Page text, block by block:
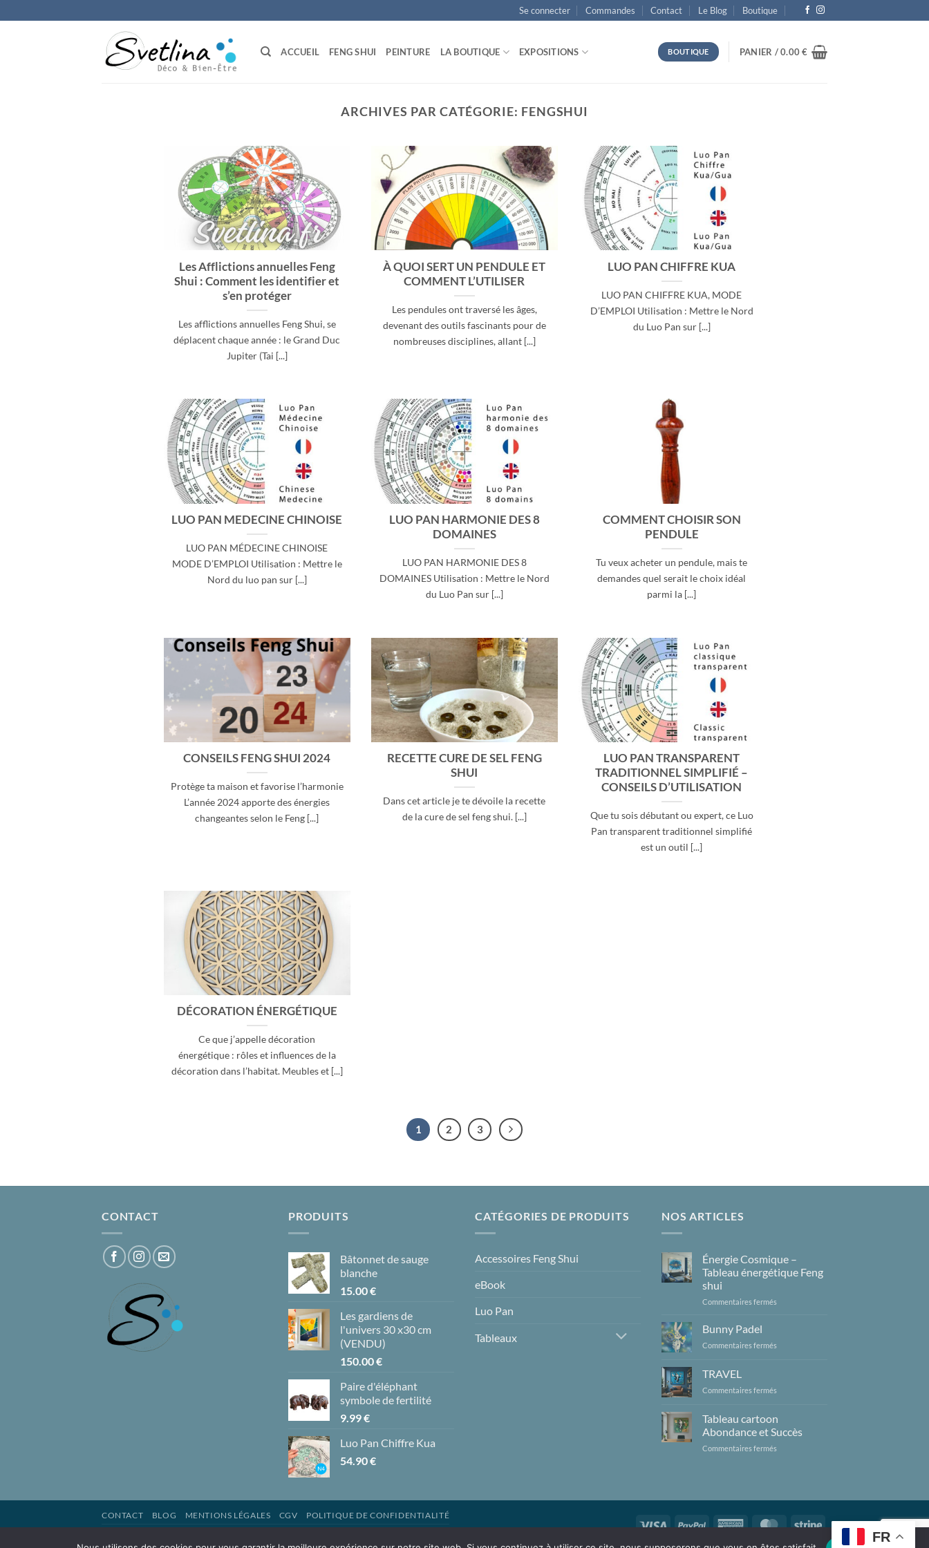
au
Se connecter Commandes Contact Le Blog Boutique
ACCUEIL FENG SHUI PEINTURE LA BOUTIQUE EXPOSITIONS BOUTIQUE PANIER /0.00€
ARCHIVES PAR CATÉGORIE: FENGSHUI
Les Afflictions annuelles Feng
Shui : Comment les identifier et
s’en protéger
Les afflictions annuelles Feng Shui, se
déplacent chaque année : le Grand Duc
Jupiter (Tai [...]
À QUOI SERT UN PENDULE ET
COMMENT L’UTILISER
Les pendules ont traversé les âges,
devenant des outils fascinants pour de
nombreuses disciplines, allant [...]
LUO PAN CHIFFRE KUA
LUO PAN CHIFFRE KUA, MODE
D’EMPLOI Utilisation : Mettre le Nord
du Luo Pan sur [...]
LUO PAN MEDECINE CHINOISE
LUO PAN MÉDECINE CHINOISE
MODE D’EMPLOI Utilisation : Mettre le
Nord du luo pan sur [...]
LUO PAN HARMONIE DES 8
DOMAINES
LUO PAN HARMONIE DES 8
DOMAINES Utilisation : Mettre le Nord
du Luo Pan sur [...]
COMMENT CHOISIR SON
PENDULE
Tu veux acheter un pendule, mais te
demandes quel serait le choix idéal
parmi la [...]
CONSEILS FENG SHUI 2024
Protège ta maison et favorise l’harmonie
L’année 2024 apporte des énergies
changeantes selon le Feng [...]
RECETTE CURE DE SEL FENG
SHUI
Dans cet article je te dévoile la recette
de la cure de sel feng shui. [...]
LUO PAN TRANSPARENT
TRADITIONNEL SIMPLIFIÉ –
CONSEILS D’UTILISATION
Que tu sois débutant ou expert, ce Luo
Pan transparent traditionnel simplifié
est un outil [...]
DÉCORATION ÉNERGÉTIQUE
Ce que j’appelle décoration
énergétique : rôles et influences de la
décoration dans l’habitat. Meubles et [...]
1 2 3
CONTACT PRODUITS
Bâtonnet de sauge
blanche
15.00€
Les gardiens de
l'univers 30 x30 cm
(VENDU)
150.00€
Paire d'éléphant
symbole de fertilité
9.99€
Luo Pan Chiffre Kua
54.90€
CATÉGORIES DE PRODUITS
Accessoires Feng Shui
eBook
Luo Pan
Tableaux
NOS ARTICLES
Énergie Cosmique –
Tableau énergétique Feng
shui
Commentaires fermés
Tableau
Bunny Padel
Commentaires fermés
TRAVEL
Commentaires fermés
Tableau cartoon
Abondance et Succès
Commentaires fermés
Visa PayPal
American
MasterCardStripe
CONTACT BLOG MENTIONS LÉGALES CGV POLITIQUE DE CONFIDENTIALITÉ
FR